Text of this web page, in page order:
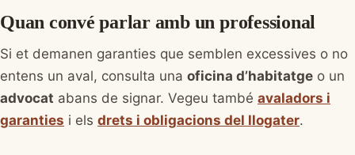
Quan convé parlar amb un professional
Si et demanen garanties que semblen excessives o no
entens un aval, consulta una oficina d’habitatge o un
advocat abans de signar. Vegeu també avaladors i
garanties i els drets i obligacions del llogater.